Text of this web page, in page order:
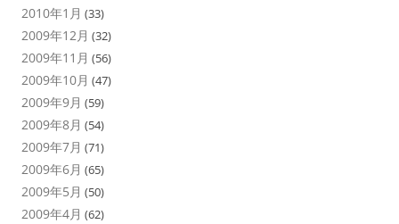
2010年1月 (33)
2009年12月 (32)
2009年11月 (56)
2009年10月 (47)
2009年9月 (59)
2009年8月 (54)
2009年7月 (71)
2009年6月 (65)
2009年5月 (50)
2009年4月 (62)